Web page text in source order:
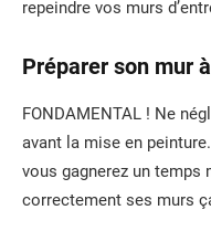
repeindre vos murs
Préparer son mur
FONDAMENTAL ! Ne
avant la mise en
vous gagnerez un temps
correctement ses murs